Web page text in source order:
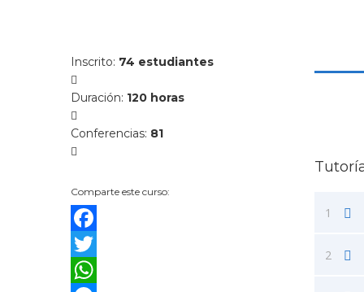
Inscrito: 74 estudiantes
Duración: 120 horas
Conferencias: 81
Comparte este curso:
Facebook
Twitter
1
2